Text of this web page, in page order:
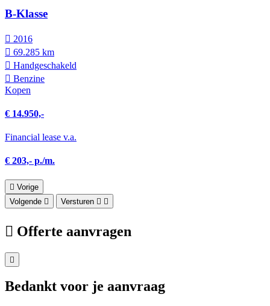
B-Klasse
2016
69.285 km
Hand­geschakeld
Benzine
Kopen
€ 14.950,-
Financial lease v.a.
€ 203,- p./m.
Vorige
Volgende
Versturen
Offerte aanvragen
Bedankt voor je aanvraag